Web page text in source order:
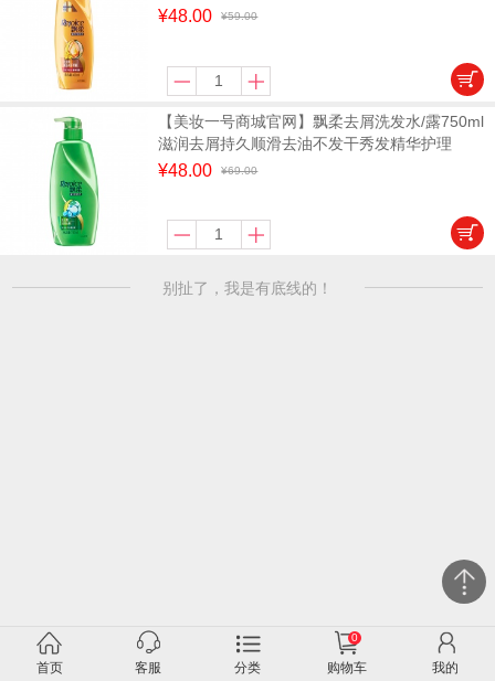
¥48.00 ¥59.00
【美妆一号商城官网】飘柔去屑洗发水/露750ml
滋润去屑持久顺滑去油不发干秀发精华护理
¥48.00 ¥69.00
别扯了，我是有底线的！
首页 客服 分类
0
购物车 我的
关闭